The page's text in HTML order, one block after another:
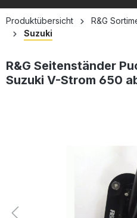
Produktübersicht R&G
Suzuki
R&G Seitenständer
Suzuki V-Strom 650